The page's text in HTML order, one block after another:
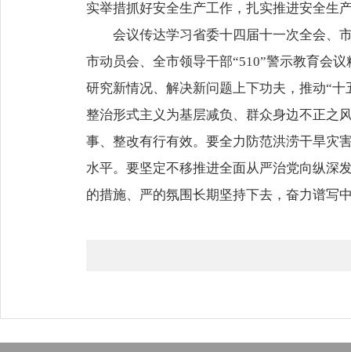
实举措抓好安全生产工作，扎实推进安全生
会议传达学习省委十四届十一次全会、
市动员会、全市领导干部“510”警示教育会
研究新情况、解决新问题上下功夫，推动“
整治形式主义为基层减负、群众身边不正之
事、整改有行有效。要全力防范洪涝干旱灾
水平。要坚定不移推进全面从严治党向纵深
的措施、严的氛围长期坚持下去，奋力谱写